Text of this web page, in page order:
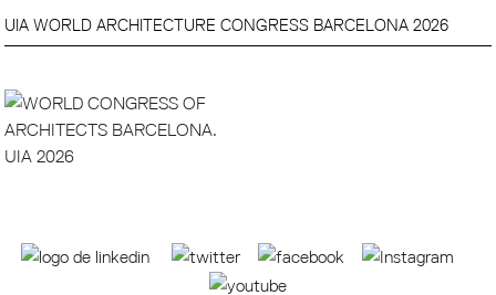
UIA WORLD ARCHITECTURE CONGRESS BARCELONA 2026